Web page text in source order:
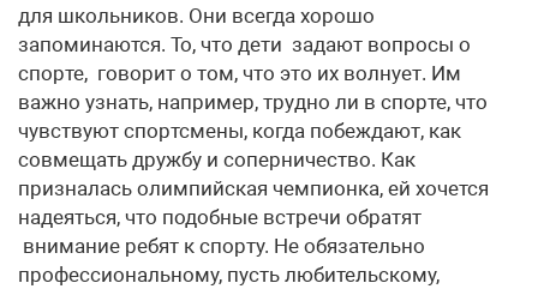
для школьников. Они всегда хорошо
запоминаются. То, что дети задают вопросы о
спорте, говорит о том, что это их волнует. Им
важно узнать, например, трудно ли в спорте, что
чувствуют спортсмены, когда побеждают, как
совмещать дружбу и соперничество. Как
призналась олимпийская чемпионка, ей хочется
надеяться, что подобные встречи обратят
внимание ребят к спорту. Не обязательно
профессиональному, пусть любительскому,